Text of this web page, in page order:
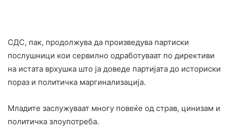
СДС, пак, продолжува да произведува партиски
послушници кои сервилно одработуваат по директиви
на истата врхушка што ја доведе партијата до историски
пораз и политичка маргинализација.
Младите заслужуваат многу повеќе од страв, цинизам и
политичка злоупотреба.